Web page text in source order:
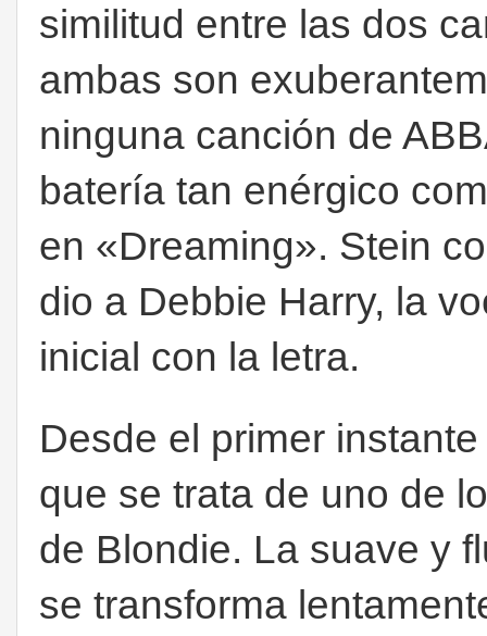
similitud entre las dos
ambas son
ninguna canción de
batería tan enérgico
en «Dreaming». Stein
dio a Debbie Harry, la
inicial con la letra.
Desde el primer
que se trata de uno de
de Blondie. La suave y
se transforma